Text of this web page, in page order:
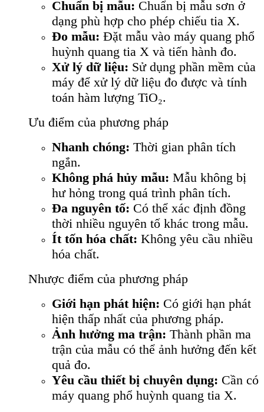
Chuẩn bị mẫu: Chuẩn bị mẫu sơn ở
dạng phù hợp cho phép chiếu tia X.
Đo mẫu: Đặt mẫu vào máy quang phổ
huỳnh quang tia X và tiến hành đo.
Xử lý dữ liệu: Sử dụng phần mềm của
máy để xử lý dữ liệu đo được và tính
toán hàm lượng TiO₂.
Ưu điểm của phương pháp
Nhanh chóng: Thời gian phân tích
ngắn.
Không phá hủy mẫu: Mẫu không bị
hư hỏng trong quá trình phân tích.
Đa nguyên tố: Có thể xác định đồng
thời nhiều nguyên tố khác trong mẫu.
Ít tốn hóa chất: Không yêu cầu nhiều
hóa chất.
Nhược điểm của phương pháp
Giới hạn phát hiện: Có giới hạn phát
hiện thấp nhất của phương pháp.
Ảnh hưởng ma trận: Thành phần ma
trận của mẫu có thể ảnh hưởng đến kết
quả đo.
Yêu cầu thiết bị chuyên dụng: Cần có
máy quang phổ huỳnh quang tia X.